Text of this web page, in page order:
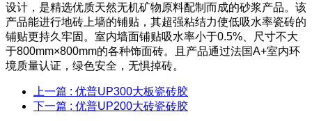
设计，是精选优质天然无机矿物原料配制而成的砂浆产品。该
产品能进行地砖上墙的铺贴，其超强粘结力使低吸水率瓷砖的
铺贴更持久牢固。室内墙面铺贴吸水率小于0.5%、尺寸不大
于800mm×800mm的各种饰面砖。且产品通过法国A+室内环
境质量认证，绿色安全，无惧掉砖。
上一篇 : 优普UP300大板瓷砖胶
下一篇 : 优普UP200大砖瓷砖胶